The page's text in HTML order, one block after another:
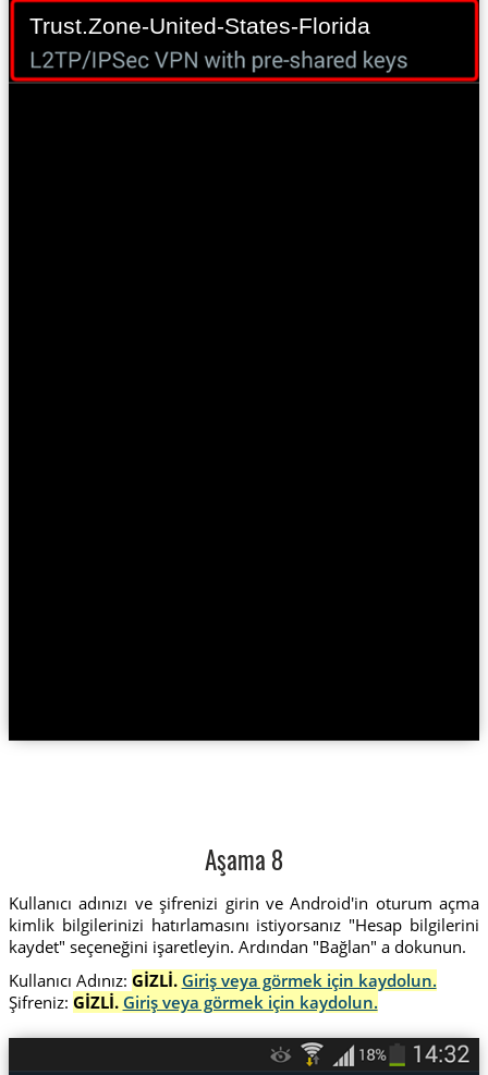
Trust.Zone-United-States-Florida
Aşama 8
Kullanıcı adınızı ve şifrenizi girin ve Android'in oturum açma
kimlik bilgilerinizi hatırlamasını istiyorsanız "Hesap bilgilerini
kaydet" seçeneğini işaretleyin. Ardından "Bağlan" a dokunun.
Kullanıcı Adınız: GİZLİ. Giriş veya görmek için kaydolun.
Şifreniz: GİZLİ. Giriş veya görmek için kaydolun.